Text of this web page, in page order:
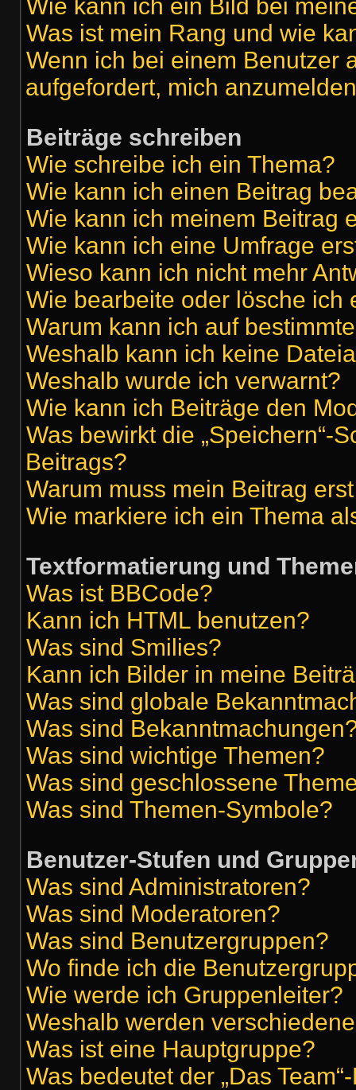
Wie kann ich ein Bild bei
Was ist mein Rang und wie
Wenn ich bei einem Benutzer
aufgefordert, mich
Beiträge schreiben
Wie schreibe ich ein Thema?
Wie kann ich einen Beitrag
Wie kann ich meinem Beitrag
Wie kann ich eine Umfrage
Wieso kann ich nicht mehr
Wie bearbeite oder lösche ich
Warum kann ich auf
Weshalb kann ich keine
Weshalb wurde ich verwarnt?
Wie kann ich Beiträge den
Was bewirkt die „Speichern“-
Beitrags?
Warum muss mein Beitrag
Wie markiere ich ein Thema
Textformatierung und
Was ist BBCode?
Kann ich HTML benutzen?
Was sind Smilies?
Kann ich Bilder in meine
Was sind globale
Was sind
Was sind wichtige Themen?
Was sind geschlossene
Was sind Themen-Symbole?
Benutzer-Stufen und
Was sind Administratoren?
Was sind Moderatoren?
Was sind Benutzergruppen?
Wo finde ich die
Wie werde ich Gruppenleiter?
Weshalb werden
Was ist eine Hauptgruppe?
Was bedeutet der „Das